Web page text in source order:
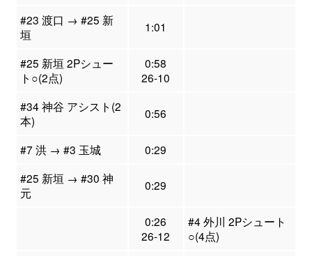
#23 渡口 → #25 新
垣
1:01
#25 新垣 2Pシュー
ト○(2点)
0:58
26-10
#34 神谷 アシスト(2
本)
0:56
#7 洪 → #3 玉城
0:29
#25 新垣 → #30 神
元
0:29
0:26
26-12
#4 外川 2Pシュート
○(4点)